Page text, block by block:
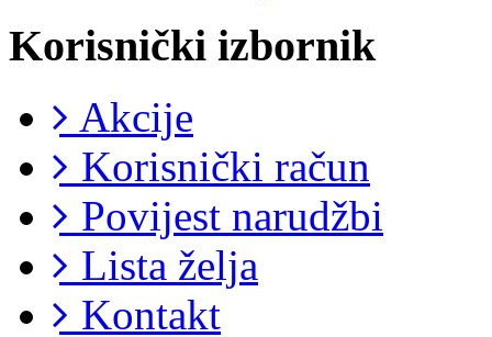
Korisnički izbornik
Akcije
Korisnički račun
Povijest narudžbi
Lista želja
Kontakt